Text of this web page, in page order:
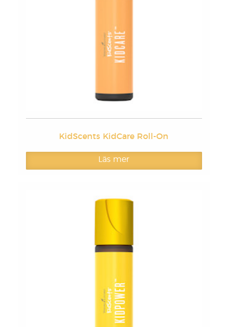
KidScents KidCare Roll-On
Läs mer